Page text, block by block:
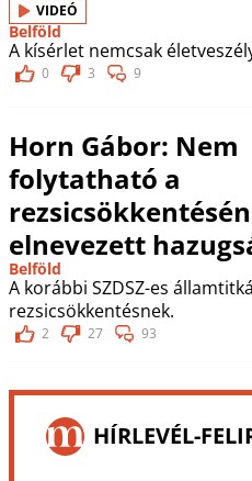
VIDEÓ
Belföld
A kísérlet nemcsak
0 3 9
Horn Gábor: Nem
folytatható a
elnevezett
Belföld
A korábbi SZDSZ-es
rezsicsökkentésnek.
2 27 93
HÍRLEVÉL-